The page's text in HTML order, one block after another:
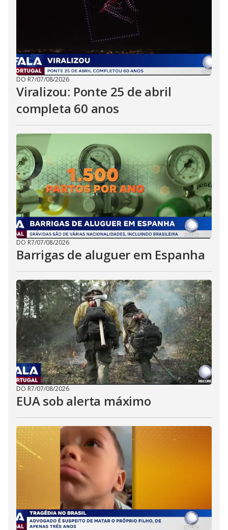
DO R7/07/08/2026
Viralizou: Ponte 25 de abril
completa 60 anos
DO R7/07/08/2026
Barrigas de aluguer em Espanha
DO R7/07/08/2026
EUA sob alerta máximo